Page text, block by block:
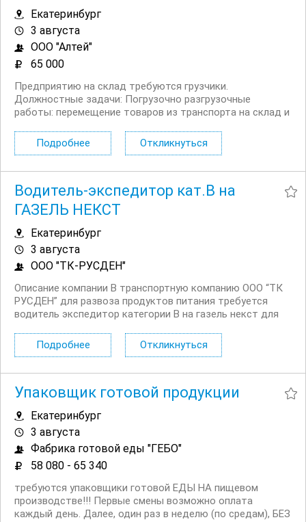
Екатеринбург
3 августа
ООО "Алтей"
65 000
Предприятию на склад требуются грузчики.
Должностные задачи: Погрузочно разгрузочные
работы: перемещение товаров из транспорта на склад и
механизации); Сортировка и размещение: расстановка
грузов по категориям, зонам хранения или...
Подробнее Откликнуться
Водитель-экспедитор кат.В на
ГАЗЕЛЬ НЕКСТ
Екатеринбург
3 августа
ООО "ТК-РУСДЕН"
Описание компании В транспортную компанию ООО “ТК
РУСДЕН” для развоза продуктов питания требуется
водитель экспедитор категории В на газель некст для
Официальное трудоустройство согласно ТК РФ.
Конкурентоспособная заработная плата с...
Подробнее Откликнуться
Упаковщик готовой продукции
Екатеринбург
3 августа
Фабрика готовой еды "ГЕБО"
58 080 - 65 340
требуются упаковщики готовой ЕДЫ НА пищевом
производстве!!! Первые смены возможно оплата
каждый день. Далее, один раз в неделю (по средам), БЕЗ